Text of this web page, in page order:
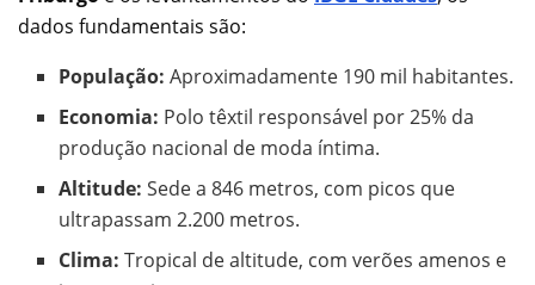
dados fundamentais são:
População: Aproximadamente 190 mil habitantes.
Economia: Polo têxtil responsável por 25% da
produção nacional de moda íntima.
Altitude: Sede a 846 metros, com picos que
ultrapassam 2.200 metros.
Clima: Tropical de altitude, com verões amenos e